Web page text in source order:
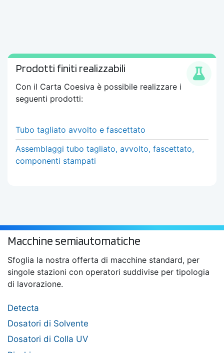
Prodotti finiti realizzabili
Con il Carta Coesiva è possibile realizzare i
seguenti prodotti:
Tubo tagliato avvolto e fascettato
Assemblaggi tubo tagliato, avvolto, fascettato,
componenti stampati
Macchine semiautomatiche
Sfoglia la nostra offerta di macchine standard, per
singole stazioni con operatori suddivise per tipologia
di lavorazione.
Detecta
Dosatori di Solvente
Dosatori di Colla UV